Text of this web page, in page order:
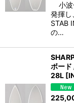
小波
発揮し
STAB
の…
ボード
28L [